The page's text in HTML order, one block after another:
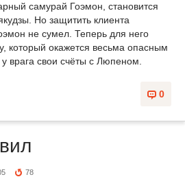
самурай Гоэмон, становится
Но защитить клиента
не сумел. Теперь для него
который окажется весьма опасным
врага свои счёты с Люпеном.
0
78